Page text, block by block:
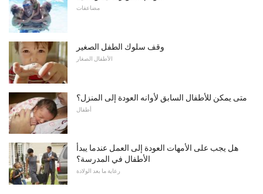
مضاعفات
وقف سلوك الطفل الصغير
الأطفال الصغار
متى يمكن للأطفال السابق لأوانه العودة إلى المنزل؟
أطفال
هل يجب على الأمهات العودة إلى العمل عندما يبدأ
الأطفال في المدرسة؟
رعاية ما بعد الولادة